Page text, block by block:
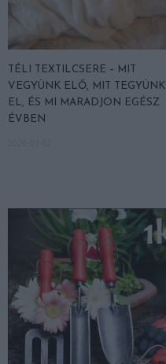
TÉLI TEXTILCSERE – MIT
VEGYÜNK ELŐ, MIT TEGYÜNK
EL, ÉS MI MARADJON EGÉSZ
ÉVBEN